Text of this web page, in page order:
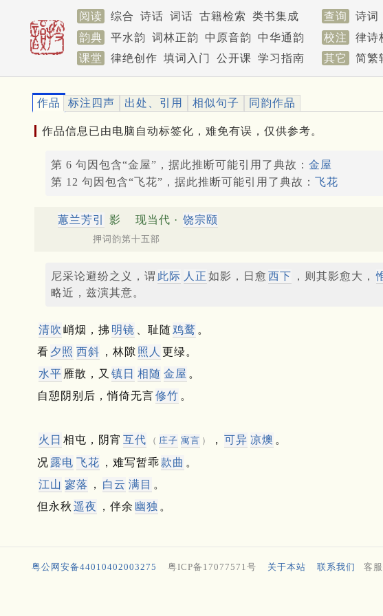
阅读 综合 诗话 词话 古籍检索 类书集成 查询 诗词
韵典
平水韵 词林正韵 中原音韵 中华通韵 校注 律诗
课堂
律绝创作 填词入门 公开课 学习指南 其它 简繁
作品 标注四声 出处、引用 相似句子 同韵作品
作品信息已由电脑自动标签化，难免有误，仅供参考。
第 6 句因包含“金屋”，据此推断可能引用了典故： 金屋
第 12 句因包含“飞花”，据此推断可能引用了典故： 飞花
蕙兰芳引 影 现当代 · 饶宗颐
押词韵第十五部
尼采论避纷之义，谓 此际 人正 如影，日愈 西下 ，则其影愈大，
略近，兹演其意。
清吹 峭烟，拂 明镜 、耻随 鸡鹜 。
看 夕照 西斜 ，林隙 照人 更绿。
水平 雁散，又 镇日 相随 金屋 。
自憩阴别后，悄倚无言修竹 。
火日 相屯，阴宵 互代 （ 庄子 寓言 ） ， 可异 凉燠 。
况 露电 飞花 ，难写暂乖款曲 。
江山 寥落 ， 白云 满目 。
但永秋 遥夜 ，伴余 幽独 。
粤公网安备44010402003275 粤ICP备17077571号 关于本站 联系我们 客